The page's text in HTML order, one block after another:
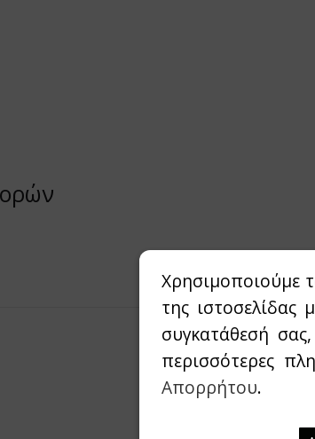
Χρησιμοποιούμε
της
συγκατάθεσή
περισσότερες
Απορρήτου.